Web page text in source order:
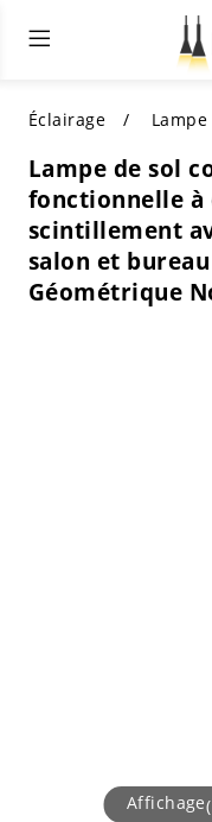
TOUS LES
MEILLEURS CHOIX
ACHETEZ PAR
Acheter par
Acheter par
ACHETEZ PAR
Shop by Colors
ACHETEZ PAR
TOUT
ACHETEZ PAR
ACHETEZ PAR
Éclairage
Lampe de sol
fonctionnelle à
scintillement
salon et bureau
Géométrique
Affichage(